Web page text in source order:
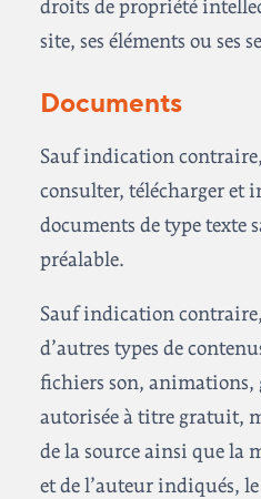
droits de propriété
site, ses éléments ou ses
Documents
Sauf indication contraire,
consulter, télécharger et
documents de type texte
préalable.
Sauf indication
d’autres types de
fichiers son, animations,
autorisée à titre gratuit,
de la source ainsi que la
et de l’auteur indiqués,